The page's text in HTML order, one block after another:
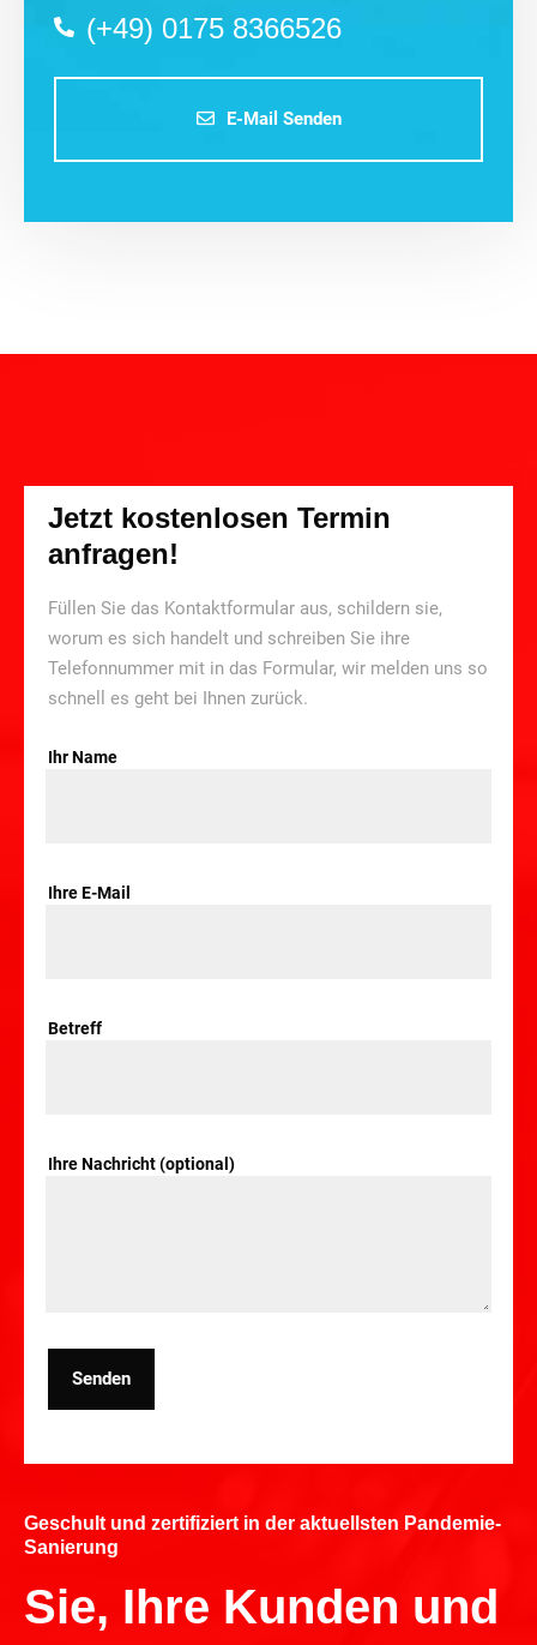
(+49) 0175 8366526
E-Mail Senden
Jetzt kostenlosen Termin
anfragen!
Füllen Sie das Kontaktformular aus, schildern sie,
worum es sich handelt und schreiben Sie ihre
Telefonnummer mit in das Formular, wir melden uns so
schnell es geht bei Ihnen zurück.
Ihr Name
Ihre E-Mail
Betreff
Ihre Nachricht (optional)
Senden
Geschult und zertifiziert in der aktuellsten Pandemie-
Sanierung
Sie, Ihre Kunden und